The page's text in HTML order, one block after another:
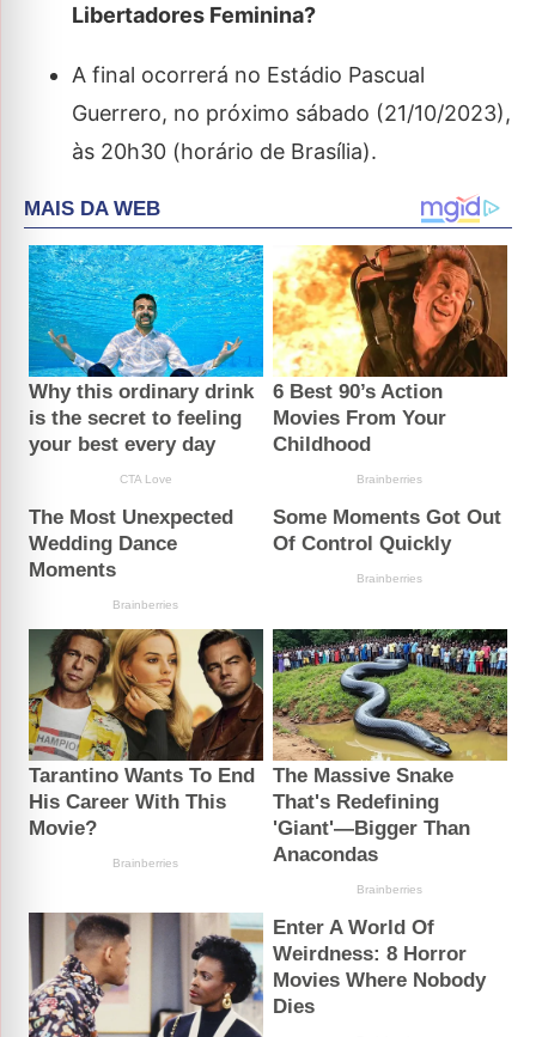
Libertadores Feminina?
A final ocorrerá no Estádio Pascual
Guerrero, no próximo sábado (21/10/2023),
às 20h30 (horário de Brasília).